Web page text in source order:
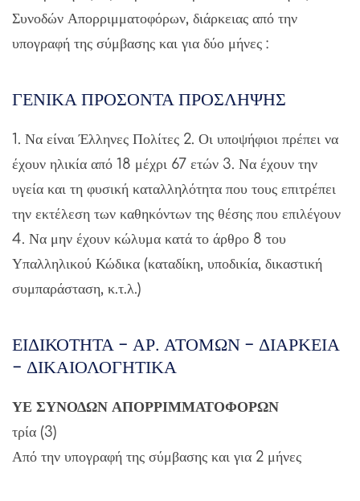
Συνοδών Απορριμματοφόρων, διάρκειας από την
υπογραφή της σύμβασης και για δύο μήνες :
ΓΕΝΙΚΑ ΠΡΟΣΟΝΤΑ ΠΡΟΣΛΗΨΗΣ
1. Να είναι Έλληνες Πολίτες 2. Οι υποψήφιοι πρέπει να
έχουν ηλικία από 18 μέχρι 67 ετών 3. Να έχουν την
υγεία και τη φυσική καταλληλότητα που τους επιτρέπει
την εκτέλεση των καθηκόντων της θέσης που επιλέγουν
4. Να μην έχουν κώλυμα κατά το άρθρο 8 του
Υπαλληλικού Κώδικα (καταδίκη, υποδικία, δικαστική
συμπαράσταση, κ.τ.λ.)
ΕΙΔΙΚΟΤΗΤΑ – ΑΡ. ΑΤΟΜΩΝ – ΔΙΑΡΚΕΙΑ
– ΔΙΚΑΙΟΛΟΓΗΤΙΚΑ
ΥΕ ΣΥΝΟΔΩΝ ΑΠΟΡΡΙΜΜΑΤΟΦΟΡΩΝ
τρία (3)
Από την υπογραφή της σύμβασης και για 2 μήνες